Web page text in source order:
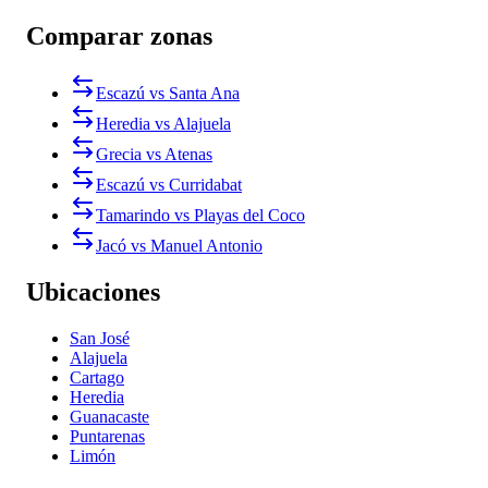
Comparar zonas
Escazú vs Santa Ana
Heredia vs Alajuela
Grecia vs Atenas
Escazú vs Curridabat
Tamarindo vs Playas del Coco
Jacó vs Manuel Antonio
Ubicaciones
San José
Alajuela
Cartago
Heredia
Guanacaste
Puntarenas
Limón